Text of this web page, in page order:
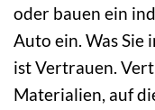
oder bauen ein
Auto ein. Was Sie
ist Vertrauen.
Materialien, auf